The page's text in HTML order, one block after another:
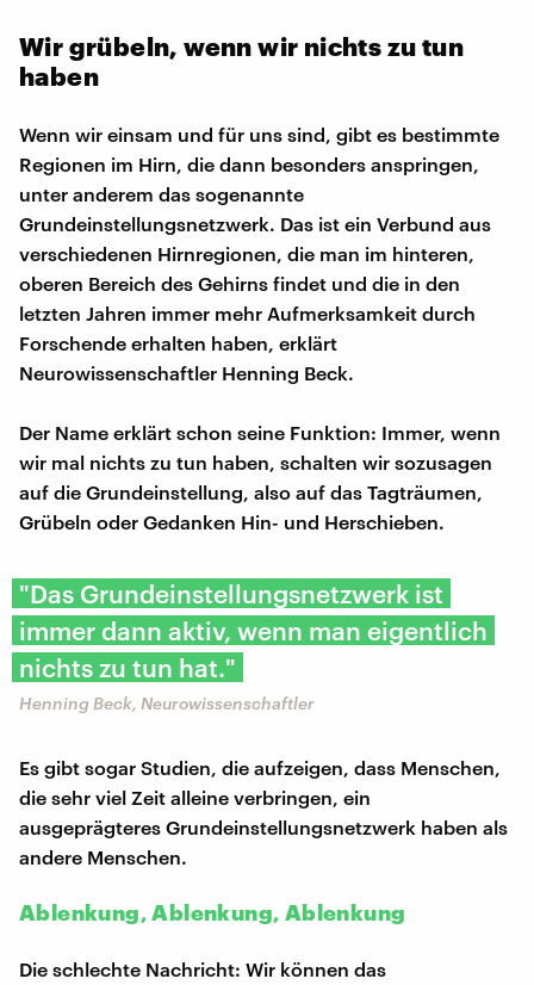
Wir grübeln, wenn wir nichts zu tun
haben
Wenn wir einsam und für uns sind, gibt es bestimmte
Regionen im Hirn, die dann besonders anspringen,
unter anderem das sogenannte
Grundeinstellungsnetzwerk. Das ist ein Verbund aus
verschiedenen Hirnregionen, die man im hinteren,
oberen Bereich des Gehirns findet und die in den
letzten Jahren immer mehr Aufmerksamkeit durch
Forschende erhalten haben, erklärt
Neurowissenschaftler Henning Beck.
Der Name erklärt schon seine Funktion: Immer, wenn
wir mal nichts zu tun haben, schalten wir sozusagen
auf die Grundeinstellung, also auf das Tagträumen,
Grübeln oder Gedanken Hin- und Herschieben.
"Das Grundeinstellungsnetzwerk ist
immer dann aktiv, wenn man eigentlich
nichts zu tun hat."
Henning Beck, Neurowissenschaftler
Es gibt sogar Studien, die aufzeigen, dass Menschen,
die sehr viel Zeit alleine verbringen, ein
ausgeprägteres Grundeinstellungsnetzwerk haben als
andere Menschen.
Ablenkung, Ablenkung, Ablenkung
Die schlechte Nachricht: Wir können das